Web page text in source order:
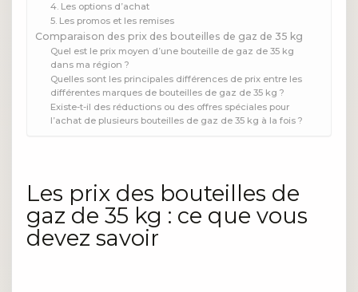
4. Les options d’achat
5. Les promos et les remises
Comparaison des prix des bouteilles de gaz de 35 kg
Quel est le prix moyen d’une bouteille de gaz de 35 kg
dans ma région ?
Quelles sont les principales différences de prix entre les
différentes marques de bouteilles de gaz de 35 kg ?
Existe-t-il des réductions ou des offres spéciales pour
l’achat de plusieurs bouteilles de gaz de 35 kg à la fois ?
Les prix des bouteilles de
gaz de 35 kg : ce que vous
devez savoir